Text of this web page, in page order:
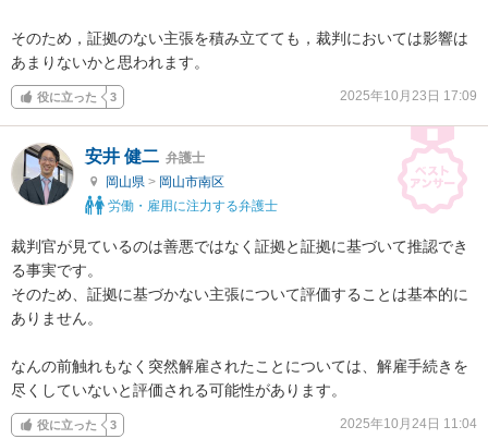
そのため，証拠のない主張を積み立てても，裁判においては影響は
あまりないかと思われます。
役に立った 3 2025年10月23日 17:09
安井 健二 弁護士
岡山県 > 岡山市南区
労働・雇用に注力する弁護士
裁判官が見ているのは善悪ではなく証拠と証拠に基づいて推認でき
る事実です。
そのため、証拠に基づかない主張について評価することは基本的に
ありません。
なんの前触れもなく突然解雇されたことについては、解雇手続きを
尽くしていないと評価される可能性があります。
役に立った 3 2025年10月24日 11:04